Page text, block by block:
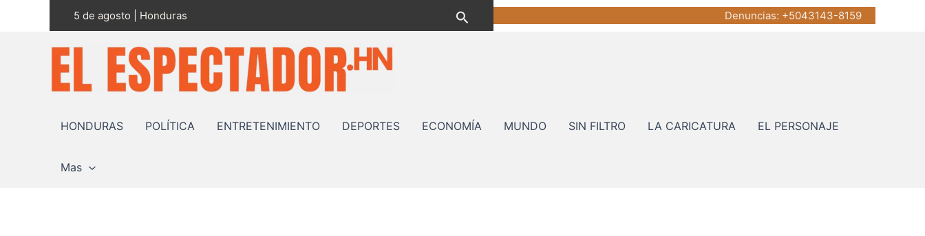
5 de agosto | Honduras Buscar Denuncias: +5043143-8159
HONDURAS POLÍTICA ENTRETENIMIENTO DEPORTES ECONOMÍA MUNDO SIN FILTRO LA CARICATURA EL PERSONAJE
Mas